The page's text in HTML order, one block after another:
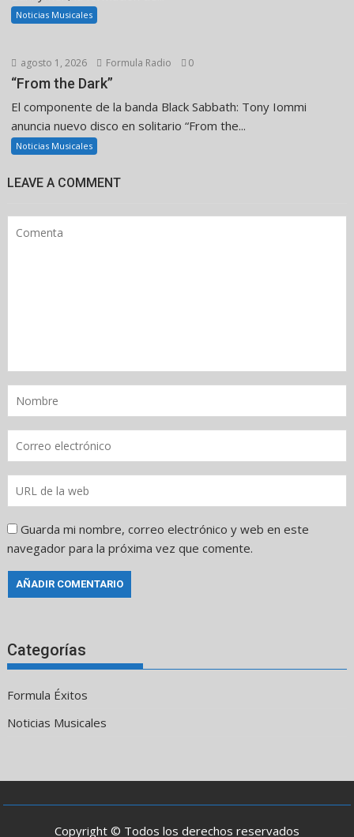
Noticias Musicales
agosto 1, 2026 Formula Radio 0
“From the Dark”
El componente de la banda Black Sabbath: Tony Iommi
anuncia nuevo disco en solitario “From the...
Noticias Musicales
LEAVE A COMMENT
Guarda mi nombre, correo electrónico y web en este
navegador para la próxima vez que comente.
Categorías
Formula Éxitos
Noticias Musicales
Copyright © Todos los derechos reservados